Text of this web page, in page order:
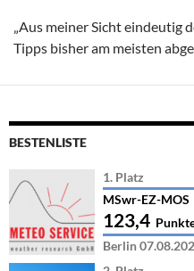
„Aus meiner Sicht eindeutig
Tipps bisher am meisten
BESTENLISTE
1. Platz
MSwr-EZ-MOS
123,4
Berlin